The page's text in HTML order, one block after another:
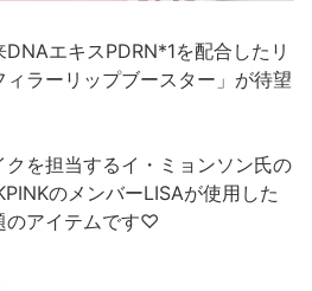
エキスPDRN*1を配合したリ
ラーリップブースター」が待望
を担当するイ・ミョンソン氏の
のメンバーLISAが使用した
のアイテムです♡